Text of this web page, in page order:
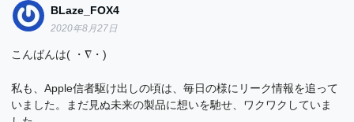
BLaze_FOX4
2020年8月27日
こんばんは( ・∇・)
私も、Apple信者駆け出しの頃は、毎日の様にリーク情報を追って
いました。まだ見ぬ未来の製品に想いを馳せ、ワクワクしていま